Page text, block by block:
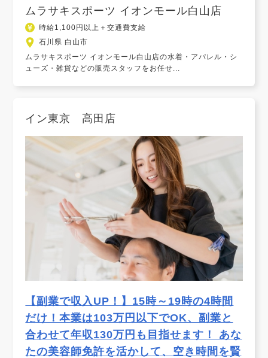
ムラサキスポーツ イオンモール白山店
時給1,100円以上＋交通費支給
石川県 白山市
ムラサキスポーツ イオンモール白山店の水着・アパレル・シ
ューズ・雑貨などの販売スタッフをお任せ...
イン東京 高田店
【副業で収入UP！】15時～19時の4時間
だけ！本業は103万円以下でOK、副業と
合わせて年収130万円も目指せます！ あな
たの美容師免許を活かして、空き時間を賢